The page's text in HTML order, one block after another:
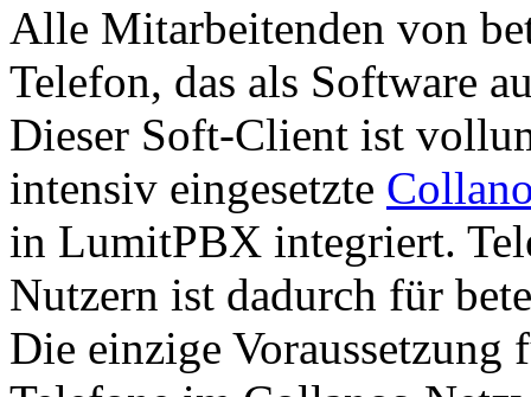
Alle Mitarbeitenden von
Telefon, das als Software
Dieser Soft-Client ist
intensiv eingesetzte
in LumitPBX integriert.
Nutzern ist dadurch für
Die einzige